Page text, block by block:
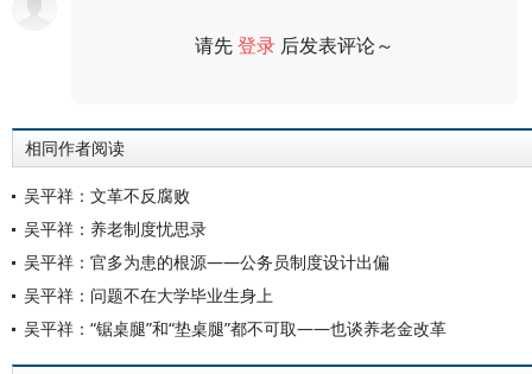
请先登录 后发表评论～
相同作者阅读
吴平祥：文革不反腐败
吴平祥：养老制度忧思录
吴平祥：官多为患的根源——公务员制度设计出偏
吴平祥：问题不在大学毕业生身上
吴平祥：“锯桌腿”和“垫桌腿”都不可取——也谈养老金改革